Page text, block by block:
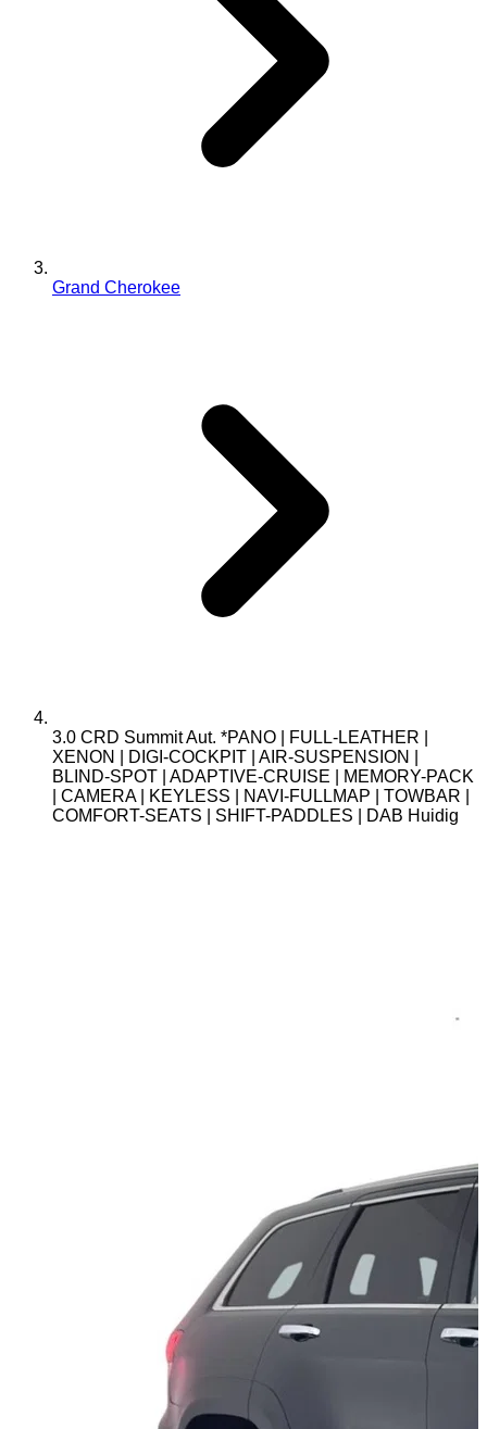
Grand Cherokee
3.0 CRD Summit Aut. *PANO | FULL-LEATHER |
XENON | DIGI-COCKPIT | AIR-SUSPENSION |
BLIND-SPOT | ADAPTIVE-CRUISE | MEMORY-PACK
| CAMERA | KEYLESS | NAVI-FULLMAP | TOWBAR |
COMFORT-SEATS | SHIFT-PADDLES | DAB Huidig